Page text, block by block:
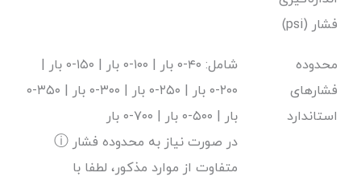
فشار (psi)
محدوده
فشارهای
استاندارد
شامل: ۴۰-۰ بار | ۱۰۰-۰ بار | ۱۵۰-۰ بار |
۲۰۰-۰ بار | ۲۵۰-۰ بار | ۳۰۰-۰ بار | ۳۵۰-۰
بار | ۵۰۰-۰ بار | ۷۰۰-۰ بار
ⓘ در صورت نیاز به محدوده فشار
متفاوت از موارد مذکور، لطفا با